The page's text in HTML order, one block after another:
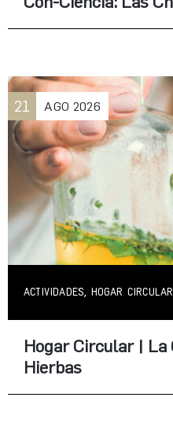
21 AGO 2026
ACTIVIDADES, HOGAR CIRCULAR
Hogar Circular | La
Hierbas